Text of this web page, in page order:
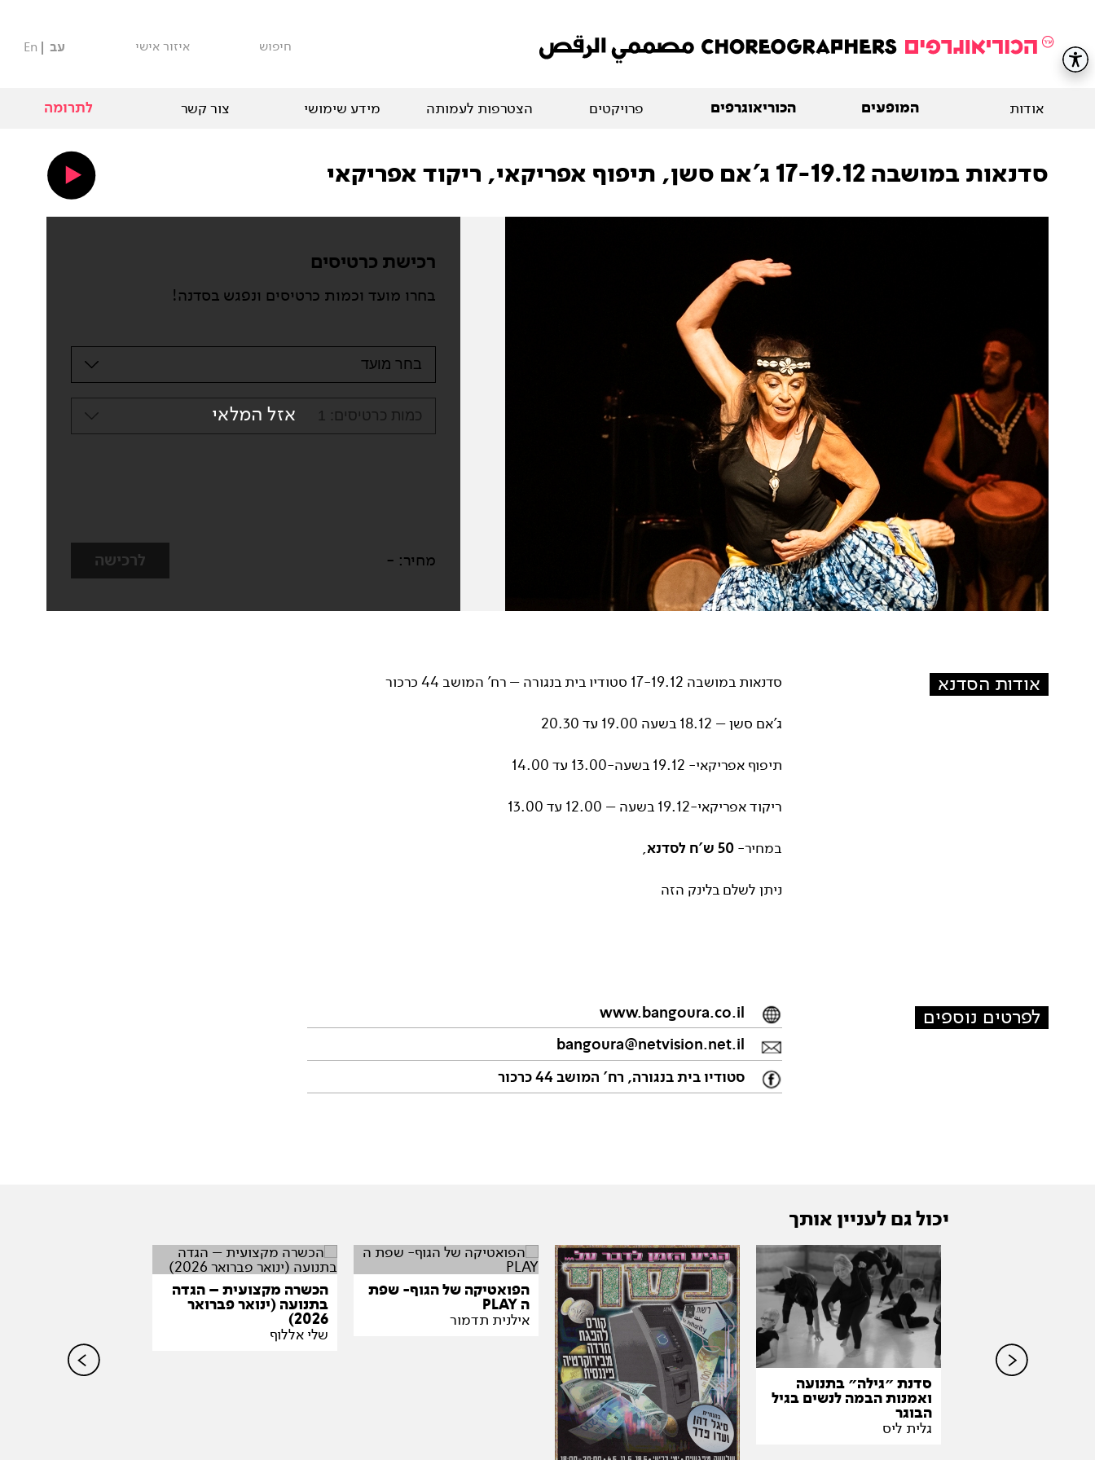
חיפוש איזור אישי עב En
אודות המופעים הכוריאוגרפים פרויקטים הצטרפות לעמותה מידע שימושי צור קשר לתרומה
סדנאות במושבה 17-19.12 ג'אם סשן, תיפוף אפריקאי, ריקוד אפריקאי
אזל המלאי
רכישת כרטיסים
בחרו מועד וכמות כרטיסים ונפגש בסדנה!
בחר מועד
כמות כרטיסים: 1
מחיר: - לרכישה
אודות הסדנא סדנאות במושבה 17-19.12 סטודיו בית בנגורה – רח' המושב 44 כרכור
ג'אם סשן – 18.12 בשעה 19.00 עד 20.30
תיפוף אפריקאי- 19.12 בשעה-13.00 עד 14.00
ריקוד אפריקאי-19.12 בשעה – 12.00 עד 13.00
במחיר- 50 ש'ח לסדנא ,
ניתן לשלם בלינק הזה
לפרטים נוספים
www.bangoura.co.il
bangoura@netvision.net.il
סטודיו בית בנגורה, רח' המושב 44 כרכור
יכול גם לעניין אותך
סדנת ״גילה״ בתנועה
ואמנות הבמה לנשים בגיל
הבוגר
גלית ליס
הפואטיקה של הגוף- שפת
ה PLAY
אילנית תדמור
הכשרה מקצועית – הגדה
בתנועה (ינואר פברואר
2026)
שלי אללוף